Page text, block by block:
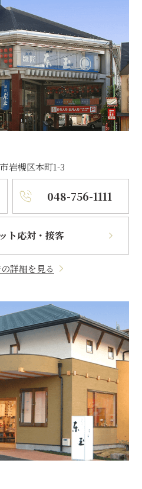
岩槻区本町1-3
048-756-1111
ト応対・接客
詳細を見る